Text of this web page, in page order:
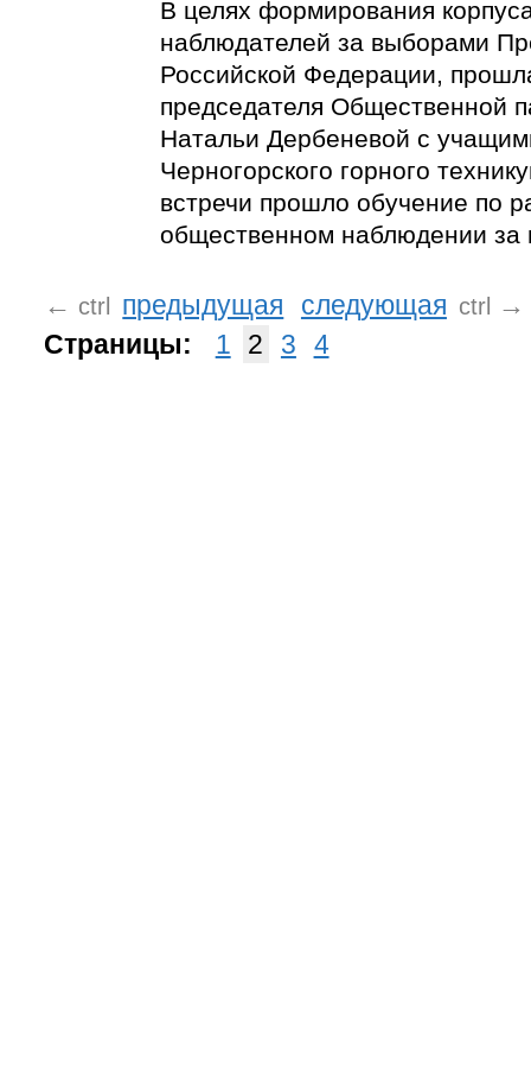
В целях формирования
наблюдателей за выборами
Российской Федерации,
председателя Общественной
Натальи Дербеневой с
Черногорского горного
встречи прошло обучение по
общественном наблюдении за
← ctrl предыдущая следующая ctrl
→
Страницы:
1 2 3 4